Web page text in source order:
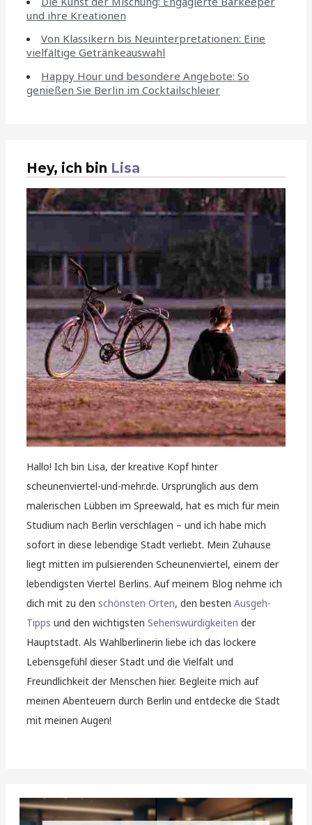
und ihre Kreationen
Von Klassikern bis Neuinterpretationen: Eine
vielfältige Getränkeauswahl
Happy Hour und besondere Angebote: So
genießen Sie Berlin im Cocktailschleier
Hey, ich bin Lisa
Hallo! Ich bin Lisa, der kreative Kopf hinter
scheunenviertel-und-mehr.de. Ursprünglich aus dem
malerischen Lübben im Spreewald, hat es mich für mein
Studium nach Berlin verschlagen – und ich habe mich
sofort in diese lebendige Stadt verliebt. Mein Zuhause
liegt mitten im pulsierenden Scheunenviertel, einem der
lebendigsten Viertel Berlins. Auf meinem Blog nehme ich
dich mit zu denschönsten Orten, den bestenAusgeh-
Tipps und den wichtigstenSehenswürdigkeiten der
Hauptstadt. Als Wahlberlinerin liebe ich das lockere
Lebensgefühl dieser Stadt und die Vielfalt und
Freundlichkeit der Menschen hier. Begleite mich auf
meinen Abenteuern durch Berlin und entdecke die Stadt
mit meinen Augen!